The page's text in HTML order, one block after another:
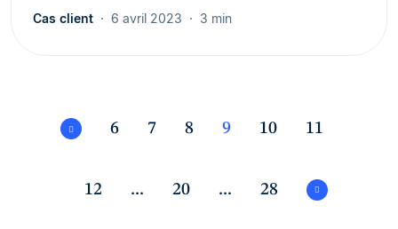
Cas client 6 avril 2023 3 min
6 7 8 9 10 11
12 ... 20 ... 28